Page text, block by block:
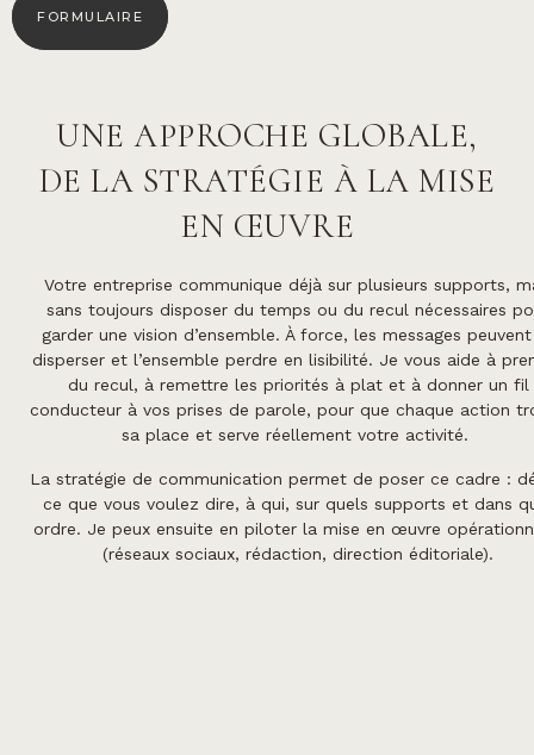
FORMULAIRE
UNE APPROCHE GLOBALE,
DE LA STRATÉGIE À LA MISE
EN ŒUVRE
Votre entreprise communique déjà sur plusieurs supports,
sans toujours disposer du temps ou du recul nécessaires
garder une vision d’ensemble. À force, les messages
disperser et l’ensemble perdre en lisibilité. Je vous aide à
du recul, à remettre les priorités à plat et à donner un fil
conducteur à vos prises de parole, pour que chaque action
sa place et serve réellement votre activité.
La stratégie de communication permet de poser ce cadre :
ce que vous voulez dire, à qui, sur quels supports et dans
ordre. Je peux ensuite en piloter la mise en œuvre
(réseaux sociaux, rédaction, direction éditoriale).